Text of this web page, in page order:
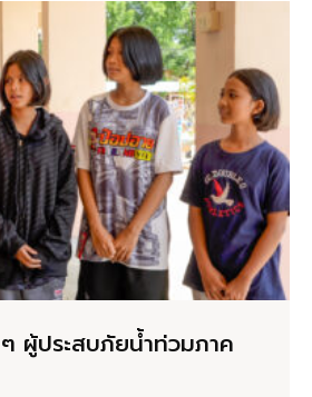
ผู้ประสบภัยน้ำท่วมภาค